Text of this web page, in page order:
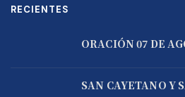
RECIENTES
ORACIÓN 07 DE
SAN CAYETANO Y